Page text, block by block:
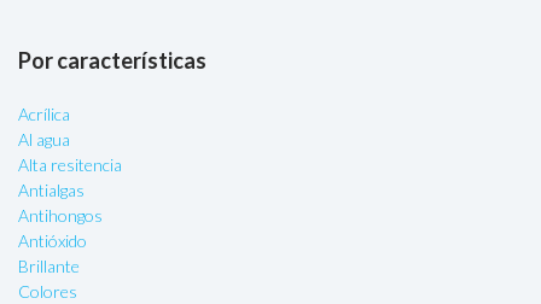
Por características
Acrílica
Al agua
Alta resitencia
Antialgas
Antihongos
Antióxido
Brillante
Colores